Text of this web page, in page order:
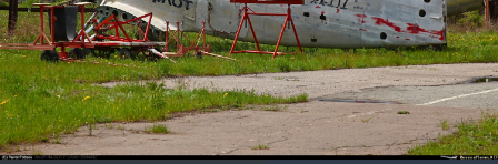
ЗАРЕГИСТРИРОВАТЬСЯ